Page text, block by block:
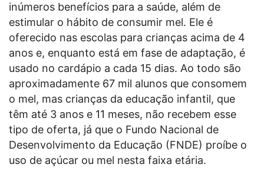
inúmeros benefícios para a saúde, além de
estimular o hábito de consumir mel. Ele é
oferecido nas escolas para crianças acima de 4
anos e, enquanto está em fase de adaptação, é
usado no cardápio a cada 15 dias. Ao todo são
aproximadamente 67 mil alunos que consomem
o mel, mas crianças da educação infantil, que
têm até 3 anos e 11 meses, não recebem esse
tipo de oferta, já que o Fundo Nacional de
Desenvolvimento da Educação (FNDE) proíbe o
uso de açúcar ou mel nesta faixa etária.